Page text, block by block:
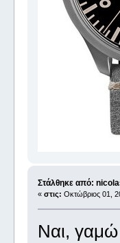
Στάλθηκε από:
« στις: Οκτώβριος 01,
Ναι,